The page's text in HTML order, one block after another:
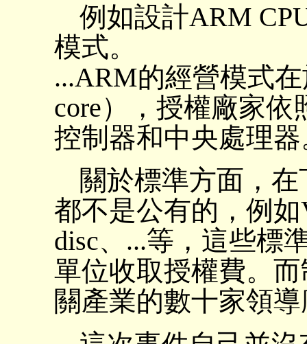
例如設計ARM
模式。
...ARM的經營模式
core），授權廠家
控制器和中央處理器
關於標準方面，
都不是公有的，例
disc、...等，這些標
單位收取授權費。
關產業的數十家領